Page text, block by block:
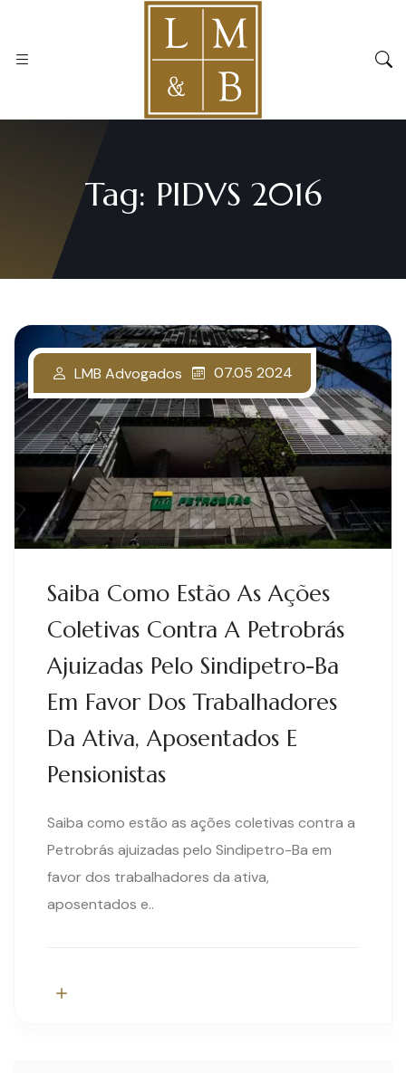
Tag: PIDVS 2016
Saiba Como Estão As Ações
Coletivas Contra A Petrobrás
Ajuizadas Pelo Sindipetro-Ba
Em Favor Dos Trabalhadores
Da Ativa, Aposentados E
Pensionistas
LMB Advogados 07.05 2024
Saiba como estão as ações coletivas contra a
Petrobrás ajuizadas pelo Sindipetro-Ba em
favor dos trabalhadores da ativa,
aposentados e..